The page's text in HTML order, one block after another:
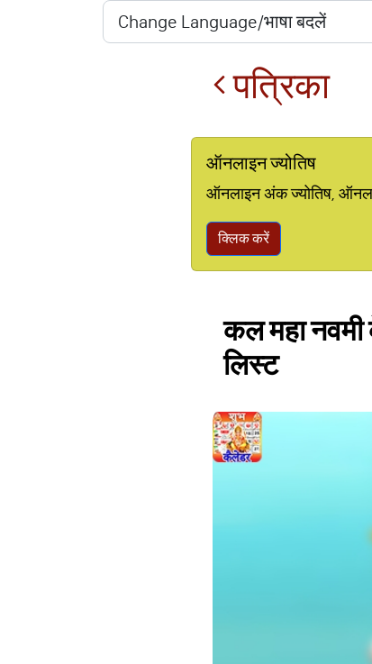
पत्रिका
ऑनलाइन ज्योतिष
ऑनलाइन अंक ज्योतिष,
क्लिक करें
कल महा नवमी
लिस्ट